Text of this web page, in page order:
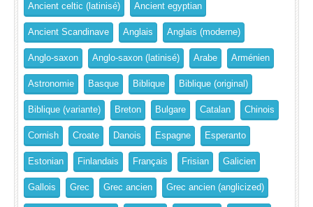
Ancient celtic (latinisé) Ancient egyptian
Ancient Scandinave Anglais Anglais (moderne)
Anglo-saxon Anglo-saxon (latinisé) Arabe Arménien
Astronomie Basque Biblique Biblique (original)
Biblique (variante) Breton Bulgare Catalan Chinois
Cornish Croate Danois Espagne Esperanto
Estonian Finlandais Français Frisian Galicien
Gallois Grec Grec ancien Grec ancien (anglicized)